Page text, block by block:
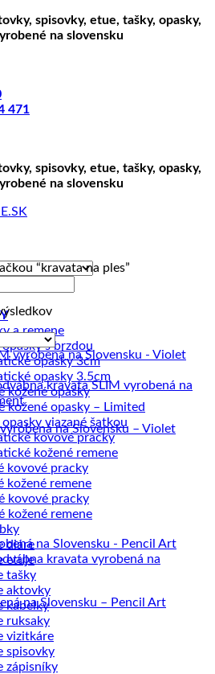
spisovky, etue, tašky, opasky,
na slovensku
471
spisovky, etue, tašky, opasky,
na slovensku
a remene
opasky s brzdou
opasky 3cm
opasky 3.5cm
kožené opasky
kožené opasky – Limited
opasky viazané šatkou
kovové pracky
kožené remene
kovové pracky
kožené remene
kovové pracky
kožené remene
diáre
etuje
tašky
aktovky
kabelky
ruksaky
vizitkáre
spisovky
zápisníky
“kravata na ples”
Zoradené
podľa
ceny:
od
najnižšej
po
najvyššiu
na Slovensku – Violet
na Slovensku – Pencil Art